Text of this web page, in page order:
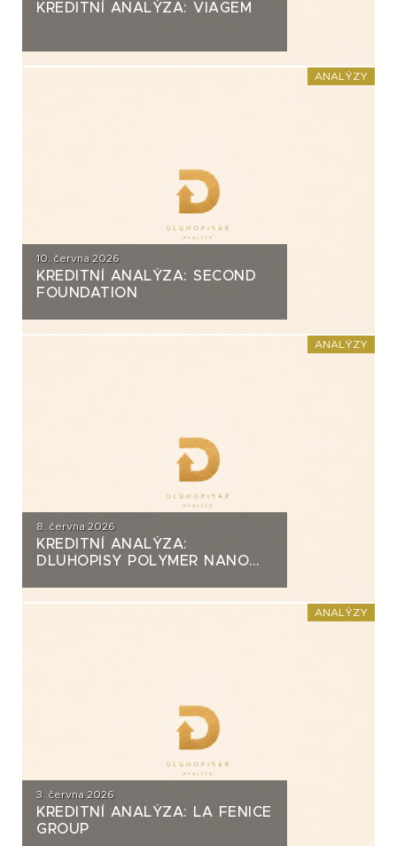
KREDITNÍ ANALÝZA: VIAGEM
ANALÝZY
10. června 2026
KREDITNÍ ANALÝZA: SECOND
FOUNDATION
ANALÝZY
8. června 2026
KREDITNÍ ANALÝZA:
DLUHOPISY POLYMER NANO
ANALÝZY
3. června 2026
KREDITNÍ ANALÝZA: LA FENICE
GROUP